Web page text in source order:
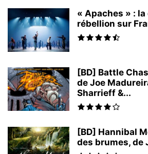
« Apaches » :
rébellion sur
[BD] Battle
de Joe
Sharrieff &...
[BD] Hannibal
des brumes, de